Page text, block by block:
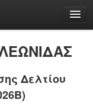
Δελτίου